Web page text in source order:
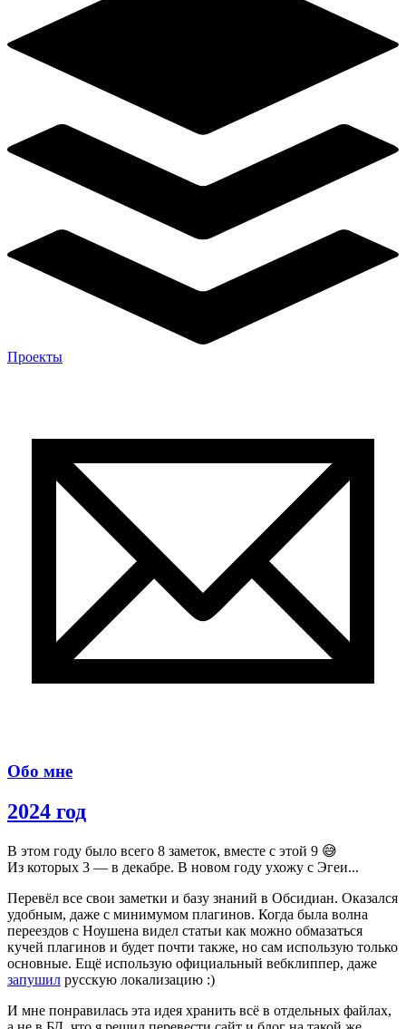
Проекты
Обо мне
2024 год
В этом году было всего 8 заметок, вместе с этой 9 😅
Из которых 3 — в декабре. В новом году ухожу с Эгеи...
Перевёл все свои заметки и базу знаний в Обсидиан. Оказался
удобным, даже с минимумом плагинов. Когда была волна
переездов с Ноушена видел статьи как можно обмазаться
кучей плагинов и будет почти также, но сам использую только
основные. Ещё использую официальный вебклиппер, даже
запушил русскую локализацию :)
И мне понравилась эта идея хранить всё в отдельных файлах,